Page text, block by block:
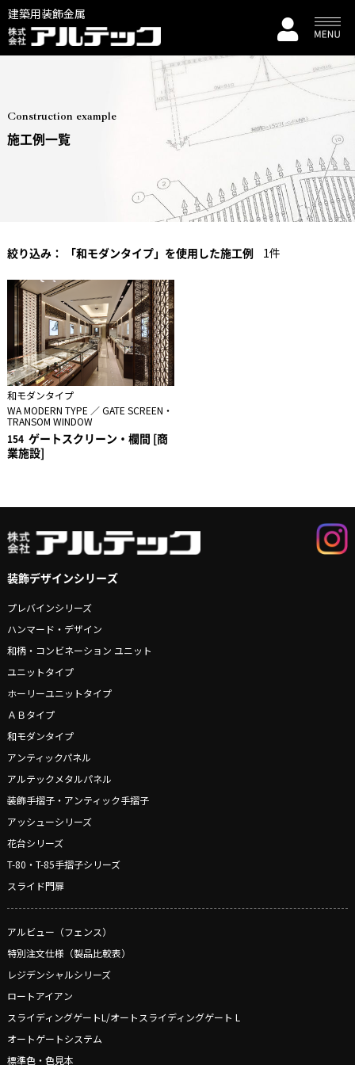
建築用装飾金属
Construction example
施工例一覧
絞り込み： 「和モダンタイプ」を使用した施工例 1件
和モダンタイプ
WA MODERN TYPE ／ GATE SCREEN・
TRANSOM WINDOW
154 ゲートスクリーン・欄間 [商
業施設]
装飾デザインシリーズ
プレバインシリーズ
ハンマード・デザイン
和柄・コンビネーション ユニット
ユニットタイプ
ホーリーユニットタイプ
ＡＢタイプ
和モダンタイプ
アンティックパネル
アルテックメタルパネル
装飾手摺子・アンティック手摺子
アッシューシリーズ
花台シリーズ
T-80・T-85手摺子シリーズ
スライド門扉
アルビュー（フェンス）
特別注文仕様（製品比較表）
レジデンシャルシリーズ
ロートアイアン
スライディングゲートL/オートスライディングゲート L
オートゲートシステム
標準色・色見本